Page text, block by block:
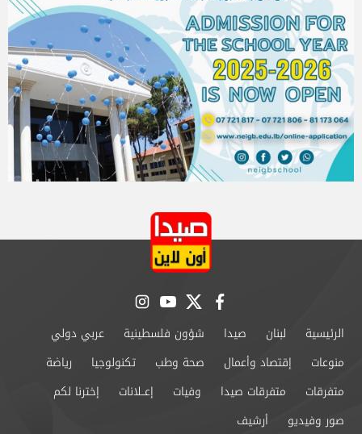
facebook
twitter
youtube
instagram
الرئيسية لبنان صيدا شؤون فلسطينية
عربي دولي
منوعات
إقتصاد وأعمال صحة وطب تكنولوجيا
رياضة
متفرقات
متفرقات صيدا وفيات إعــلانات
إخترنا لكم
صور وفيديو
أرشيف